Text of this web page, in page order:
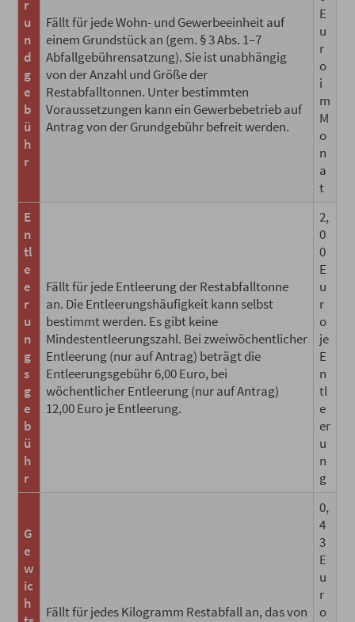
r
u
n
d
g
e
b
ü
h
r
Fällt für jede Wohn- und Gewerbeeinheit auf
einem Grundstück an (gem. § 3 Abs. 1–7
Abfallgebührensatzung). Sie ist unabhängig
von der Anzahl und Größe der
Restabfalltonnen. Unter bestimmten
Voraussetzungen kann ein Gewerbebetrieb auf
Antrag von der Grundgebühr befreit werden.
E
u
r
o
i
m
M
o
n
a
t
E
n
tl
e
e
r
u
n
g
s
g
e
b
ü
h
r
Fällt für jede Entleerung der Restabfalltonne
an. Die Entleerungshäufigkeit kann selbst
bestimmt werden. Es gibt keine
Mindestentleerungszahl. Bei zweiwöchentlicher
Entleerung (nur auf Antrag) beträgt die
Entleerungsgebühr 6,00 Euro, bei
wöchentlicher Entleerung (nur auf Antrag)
12,00 Euro je Entleerung.
2,
0
0
E
u
r
o
je
E
n
tl
e
er
u
n
g
G
e
w
ic
h
Fällt für jedes Kilogramm Restabfall an, das von
0,
4
3
E
u
r
o